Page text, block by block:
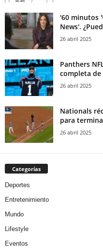
'60 minutos
News'.
26 abril 2025
Panthers
completa de
26 abril 2025
Nationals
para
26 abril 2025
Categorías
Deportes
Entretenimiento
Mundo
Lifestyle
Eventos